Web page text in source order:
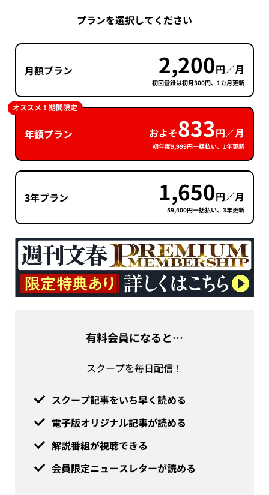
プランを選択してください
月額プラン 2,200円／月
初回登録は初月300円、1カ月更新
年額プラン およそ833円／月
初年度9,999円一括払い、1年更新
オススメ！期間限定
3年プラン 1,650円／月
59,400円一括払い、3年更新
有料会員になると…
スクープを毎日配信！
スクープ記事をいち早く読める
電子版オリジナル記事が読める
解説番組が視聴できる
会員限定ニュースレターが読める